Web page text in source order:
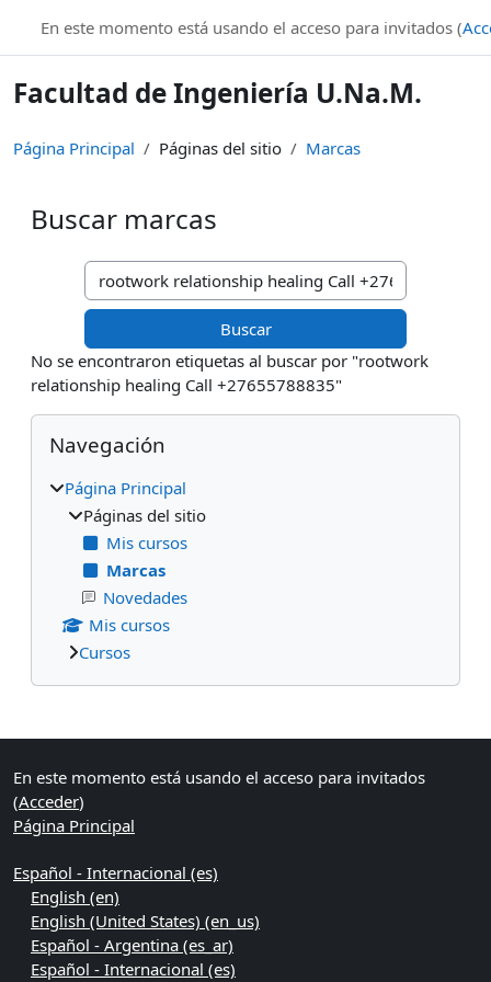
En este momento está usando el acceso para invitados (
Facultad de Ingeniería U.Na.M.
Página Principal Páginas del sitio Marcas
Buscar marcas
Buscar marcas
No se encontraron etiquetas al buscar por "rootwork
relationship healing Call +27655788835"
Bloques
Salta Navegación
Navegación
Página Principal
Páginas del sitio
Mis cursos
Marcas
Novedades
Mis cursos
Cursos
Bloques suplementarios
En este momento está usando el acceso para invitados
(Acceder)
Página Principal
Español - Internacional ‎(es)‎
English ‎(en)‎
English (United States) ‎(en_us)‎
Español - Argentina ‎(es_ar)‎
Español - Internacional ‎(es)‎